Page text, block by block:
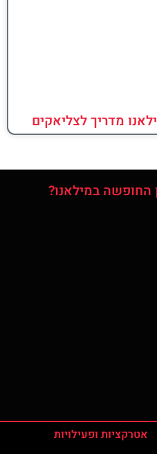
מדריך לצליאקים
החופשה במילאנו?
אטרקציות ופעילויות